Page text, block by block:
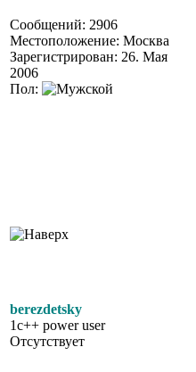
Сообщений: 2906
Местоположение: Москва
Зарегистрирован: 26. Мая
2006
Пол:
berezdetsky
1c++ power user
Отсутствует